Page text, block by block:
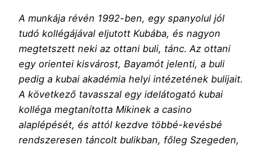
A munkája révén 1992-ben, egy spanyolul jól
tudó kollégájával eljutott Kubába, és nagyon
megtetszett neki az ottani buli, tánc. Az ottani
egy orientei kisvárost, Bayamót jelenti, a buli
pedig a kubai akadémia helyi intézetének bulijait.
A következő tavasszal egy idelátogató kubai
kolléga megtanította Mikinek a casino
alaplépését, és attól kezdve többé-kevésbé
rendszeresen táncolt bulikban, főleg Szegeden,